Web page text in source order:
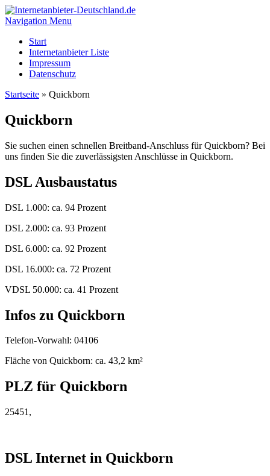
Navigation Menu
Start
Internetanbieter Liste
Impressum
Datenschutz
Startseite » Quickborn
Quickborn
Sie suchen einen schnellen Breitband-Anschluss für Quickborn? Bei
uns finden Sie die zuverlässigsten Anschlüsse in Quickborn.
DSL Ausbaustatus
DSL 1.000: ca. 94 Prozent
DSL 2.000: ca. 93 Prozent
DSL 6.000: ca. 92 Prozent
DSL 16.000: ca. 72 Prozent
VDSL 50.000: ca. 41 Prozent
Infos zu Quickborn
Telefon-Vorwahl: 04106
Fläche von Quickborn: ca. 43,2 km²
PLZ für Quickborn
25451,
DSL Internet in Quickborn